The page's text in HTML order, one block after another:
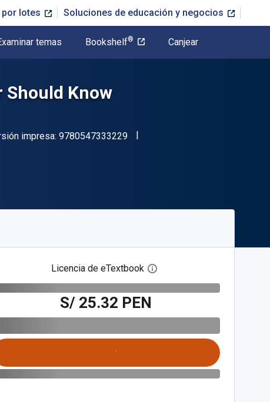
por lotes Soluciones de educación y negocios
temas Bookshelf® Canjear
Should Know
impresa: 9780547333229"ISBN-13 9780547333229"
Licencia de eTextbook Abre el cuadro de diálogo
S/ 25.32 PEN